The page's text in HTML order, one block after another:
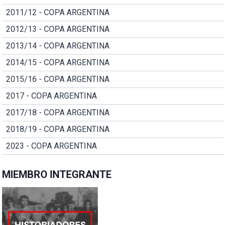
2011/12 - COPA ARGENTINA
2012/13 - COPA ARGENTINA
2013/14 - COPA ARGENTINA
2014/15 - COPA ARGENTINA
2015/16 - COPA ARGENTINA
2017 - COPA ARGENTINA
2017/18 - COPA ARGENTINA
2018/19 - COPA ARGENTINA
2023 - COPA ARGENTINA
MIEMBRO INTEGRANTE